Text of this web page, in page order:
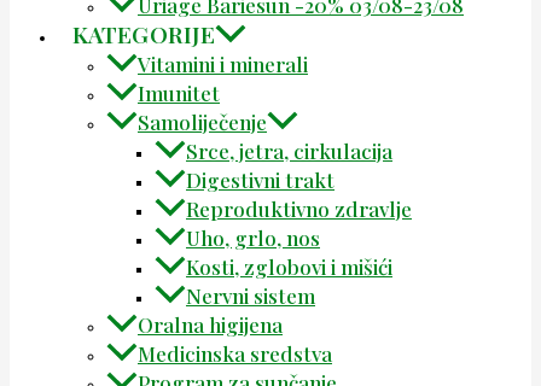
KATEGORIJE
Vitamini i minerali
Imunitet
Samoliječenje
Srce, jetra, cirkulacija
Digestivni trakt
Reproduktivno zdravlje
Uho, grlo, nos
Kosti, zglobovi i mišići
Nervni sistem
Oralna higijena
Medicinska sredstva